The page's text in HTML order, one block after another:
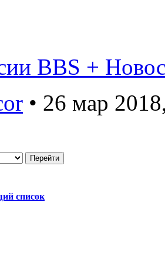
BBS +
• 26 мар
список